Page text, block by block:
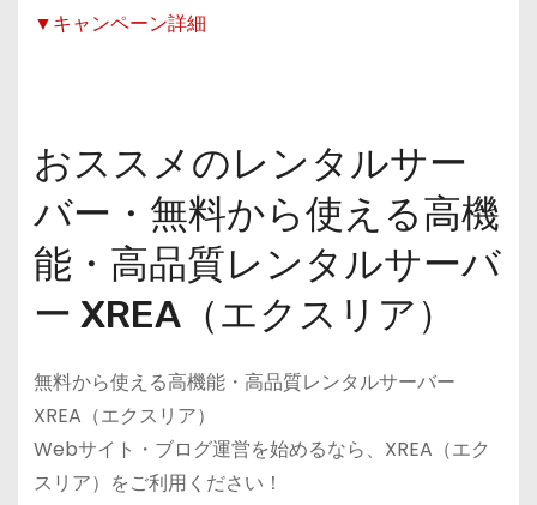
▼キャンペーン詳細
おススメのレンタルサー
バー・無料から使える高機
能・高品質レンタルサーバ
ー XREA（エクスリア）
無料から使える高機能・高品質レンタルサーバー
XREA（エクスリア）
Webサイト・ブログ運営を始めるなら、XREA（エク
スリア）をご利用ください！